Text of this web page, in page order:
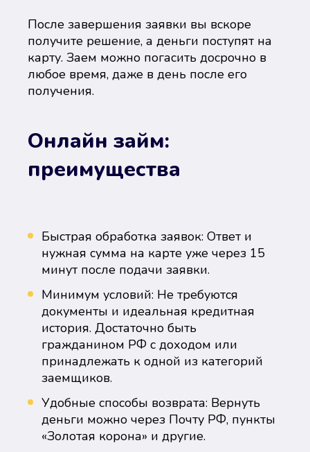
После завершения заявки вы вскоре
получите решение, а деньги поступят на
карту. Заем можно погасить досрочно в
любое время, даже в день после его
получения.
Онлайн займ:
преимущества
Быстрая обработка заявок: Ответ и
нужная сумма на карте уже через 15
минут после подачи заявки.
Минимум условий: Не требуются
документы и идеальная кредитная
история. Достаточно быть
гражданином РФ с доходом или
принадлежать к одной из категорий
заемщиков.
Удобные способы возврата: Вернуть
деньги можно через Почту РФ, пункты
«Золотая корона» и другие.